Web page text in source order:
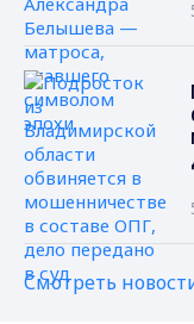
Смотреть